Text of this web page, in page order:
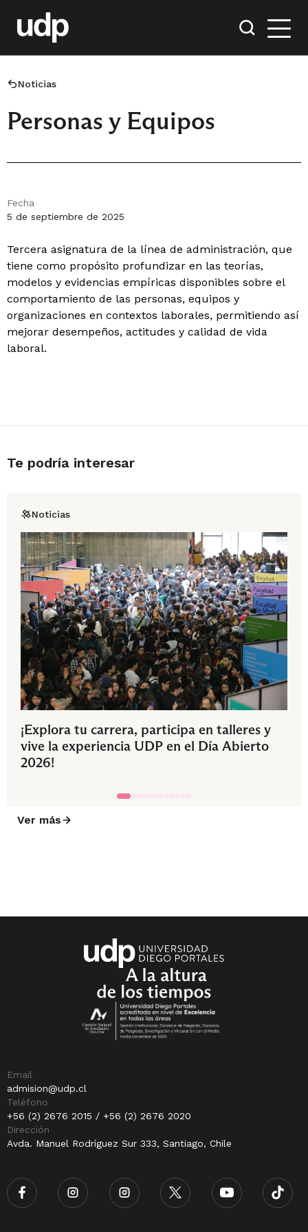
Noticias
Personas y Equipos
Fecha
5 de septiembre de 2025
Tercera asignatura de la línea de administración, que
tiene como propósito profundizar en las teorías,
modelos y evidencias empíricas disponibles sobre el
comportamiento de las personas, equipos y
organizaciones en contextos laborales, permitiendo así
mejorar desempeños, actitudes y calidad de vida
laboral.
Te podría interesar
Noticias
¡Explora tu carrera, participa en talleres y
vive la experiencia UDP en el Día Abierto
2026!
Ver más
Email
admision@udp.cl
Teléfono
+56 (2) 2676 2015 / +56 (2) 2676 2020
Dirección
Avda. Manuel Rodríguez Sur 333, Santiago, Chile